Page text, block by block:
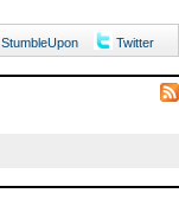
StumbleUpon Twitter